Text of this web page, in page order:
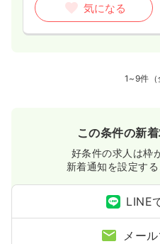
気になる
1~9件（
この条件の新
好条件の求人は枠
新着通知を設定す
LINE
メー